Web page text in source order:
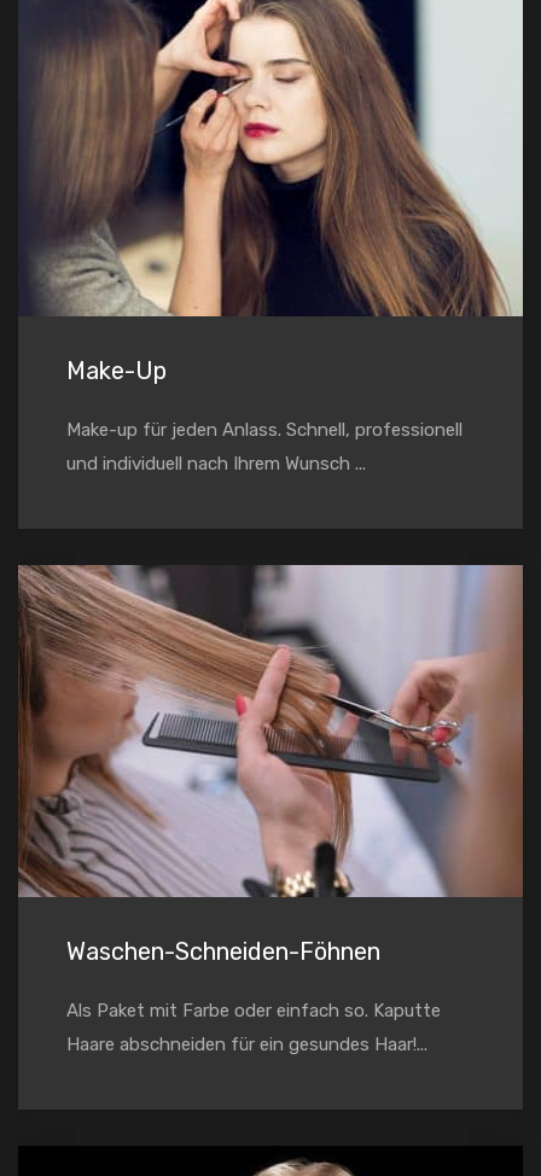
Make-Up
Make-up für jeden Anlass. Schnell, professionell
und individuell nach Ihrem Wunsch ...
Waschen-Schneiden-Föhnen
Als Paket mit Farbe oder einfach so. Kaputte
Haare abschneiden für ein gesundes Haar!...